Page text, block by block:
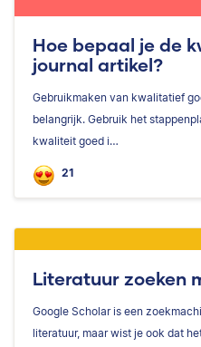
Hoe bepaal je de
journal artikel?
Gebruikmaken van kwalitatief
belangrijk. Gebruik het
kwaliteit goed i…
21
Literatuur zoeken
Google Scholar is een
literatuur, maar wist je ook dat